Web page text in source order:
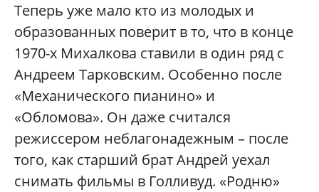
Теперь уже мало кто из молодых и
образованных поверит в то, что в конце
1970-х Михалкова ставили в один ряд с
Андреем Тарковским. Особенно после
«Механического пианино» и
«Обломова». Он даже считался
режиссером неблагонадежным – после
того, как старший брат Андрей уехал
снимать фильмы в Голливуд. «Родню»